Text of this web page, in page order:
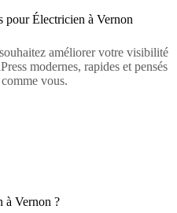
pour Électricien à Vernon
améliorer votre visibilité
modernes, rapides et pensés
vous.
à Vernon ?